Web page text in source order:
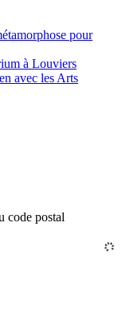
pour
à Louviers
avec les Arts
code postal